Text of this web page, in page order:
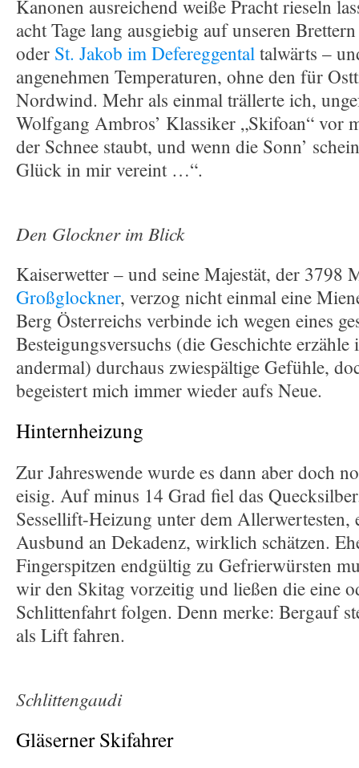
Kanonen ausreichend weiße Pracht rieseln
acht Tage lang ausgiebig auf unseren
oder St. Jakob im Defereggentaltalwärts –
angenehmen Temperaturen, ohne den für
Nordwind. Mehr als einmal trällerte ich,
Wolfgang Ambros’ Klassiker „Skifoan“ vor
der Schnee staubt, und wenn die Sonn’
Glück in mir vereint …“.
Den Glockner im Blick
Kaiserwetter – und seine Majestät, der 3798
Großglockner, verzog nicht einmal eine
Berg Österreichs verbinde ich wegen eines
Besteigungsversuchs (die Geschichte erzähle
andermal) durchaus zwiespältige Gefühle,
begeistert mich immer wieder aufs Neue.
Hinternheizung
Zur Jahreswende wurde es dann aber doch
eisig. Auf minus 14 Grad fiel das
Sessellift-Heizung unter dem Allerwertesten,
Ausbund an Dekadenz, wirklich schätzen.
Fingerspitzen endgültig zu Gefrierwürsten
wir den Skitag vorzeitig und ließen die eine
Schlittenfahrt folgen. Denn merke: Bergauf
als Lift fahren.
Schlittengaudi
Gläserner Skifahrer